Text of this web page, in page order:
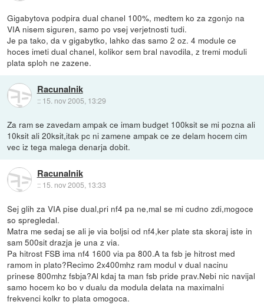
Gigabytova podpira dual chanel 100%, medtem ko za zgonjo na
VIA nisem siguren, samo po vsej verjetnosti tudi.
Je pa tako, da v gigabytko, lahko das samo 2 oz. 4 module ce
hoces imeti dual chanel, kolikor sem bral navodila, z tremi moduli
plata sploh ne zazene.
Racunalnik
:: 15. nov 2005, 13:29
Za ram se zavedam ampak ce imam budget 100ksit se mi pozna ali
10ksit ali 20ksit,itak pc ni zamene ampak ce ze delam hocem cim
vec iz tega malega denarja dobit.
Racunalnik
:: 15. nov 2005, 13:33
Sej glih za VIA pise dual,pri nf4 pa ne,mal se mi cudno zdi,mogoce
so spregledal.
Matra me sedaj se ali je via boljsi od nf4,ker plate sta skoraj iste in
sam 500sit drazja je una z via.
Pa hitrost FSB ima nf4 1600 via pa 800.A ta fsb je hitrost med
ramom in plato?Recimo 2x400mhz ram modul v dual nacinu
prinese 800mhz fsbja?Al kdaj ta man fsb pride prav.Nebi nic navijal
samo hocem ko bo v dualu da modula delata na maximalni
frekvenci kolkr to plata omogoca.